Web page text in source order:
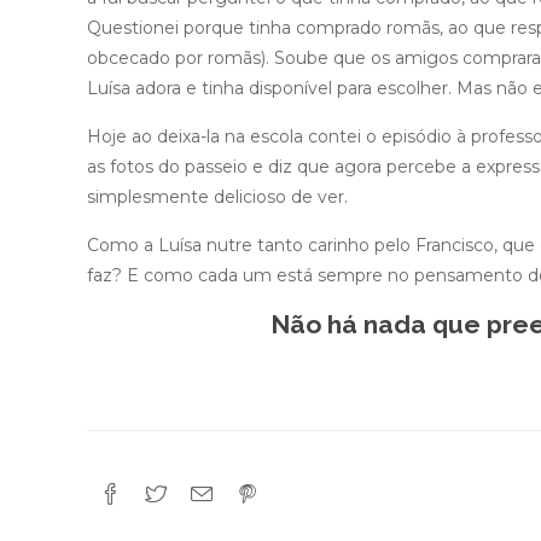
Questionei porque tinha comprado romãs, ao que
obcecado por romãs). Soube que os amigos
Luísa adora e tinha disponível para escolher. Mas
Hoje ao deixa-la na escola contei o episódio à
as fotos do passeio e diz que agora percebe a
simplesmente delicioso de ver.
Como a Luísa nutre tanto carinho pelo Francisco,
faz? E como cada um está sempre no pensamento
Não há nada que